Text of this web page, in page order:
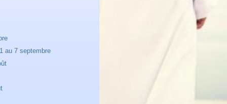
au 7 septembre